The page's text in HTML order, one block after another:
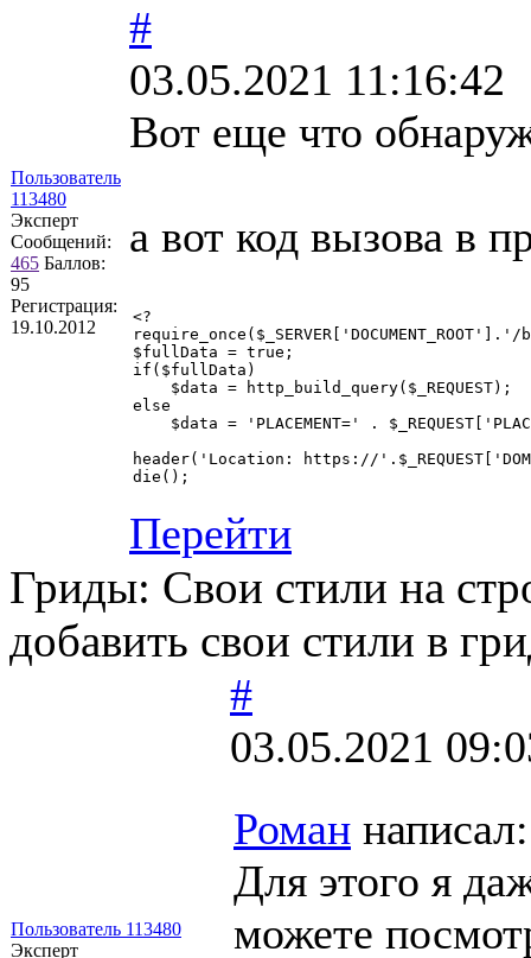
Пользователь
113480
Эксперт
Сообщений:
465 Баллов:
95
Регистрация:
19.10.2012
#
03.05.2021 11:16:42
Вот еще что
а вот код вызова в
<?
$fullData = true;
if($fullData)
$data = http_build_query($_REQUEST);
else
$data = 'PLACEMENT=' .
header('Location: https://
Перейти
Гриды: Свои стили на
добавить свои стили в
Пользователь 113480
Эксперт
#
03.05.2021
Роман написал:
Для этого я
можете